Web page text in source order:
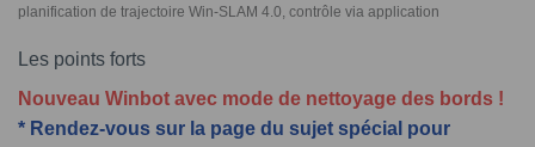
planification de trajectoire Win-SLAM 4.0, contrôle via application
Les points forts
Nouveau Winbot avec mode de nettoyage des bords !
* Rendez-vous sur la page du sujet spécial pour